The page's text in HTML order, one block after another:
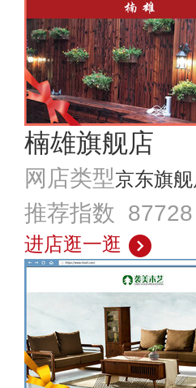
楠雄旗舰店
网店类型京东旗
推荐指数 87728
进店逛一逛